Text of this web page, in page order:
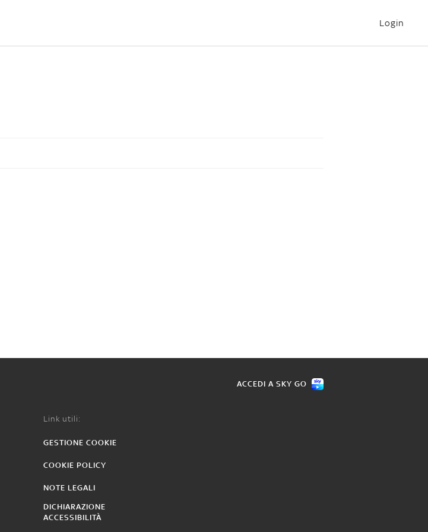
Login
ACCEDI A SKY GO
Link utili:
GESTIONE COOKIE
COOKIE POLICY
NOTE LEGALI
DICHIARAZIONE
ACCESSIBILITÀ